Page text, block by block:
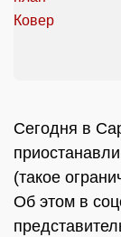
Сегодня в
(такое
Об этом в